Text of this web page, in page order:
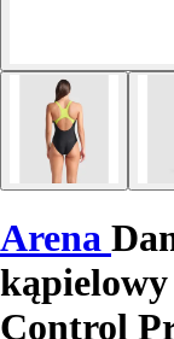
Arena
kąpielowy
Control